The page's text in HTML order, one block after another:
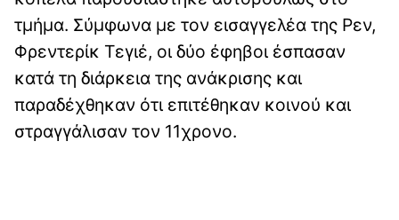
τμήμα. Σύμφωνα με τον εισαγγελέα της Ρεν,
Φρεντερίκ Τεγιέ, οι δύο έφηβοι έσπασαν
κατά τη διάρκεια της ανάκρισης και
παραδέχθηκαν ότι επιτέθηκαν κοινού και
στραγγάλισαν τον 11χρονο.